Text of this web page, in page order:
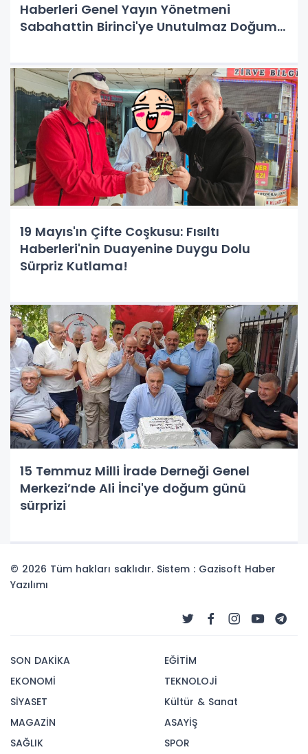
Haberleri Genel Yayın Yönetmeni
Sabahattin Birinci'ye Unutulmaz Doğum
19 Mayıs'ın Çifte Coşkusu: Fısıltı
Haberleri'nin Duayenine Duygu Dolu
Sürpriz Kutlama!
15 Temmuz Milli İrade Derneği Genel
Merkezi’nde Ali İnci'ye doğum günü
sürprizi
© 2026 Tüm hakları saklıdır. Sistem : Gazisoft Haber
Yazılımı
SON DAKİKA
EKONOMİ
SİYASET
MAGAZİN
SAĞLIK
EĞİTİM
TEKNOLOJİ
Kültür & Sanat
ASAYİŞ
SPOR